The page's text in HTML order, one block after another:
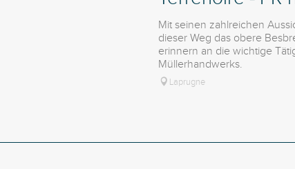
Mit seinen zahlreichen
dieser Weg das obere
erinnern an die wichtige
Müllerhandwerks.
Laprugne